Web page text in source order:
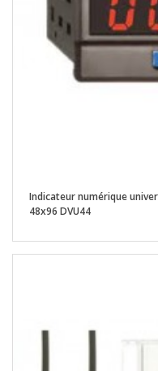
Indicateur numérique
48x96 DVU44